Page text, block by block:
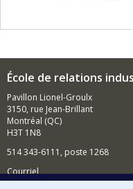
École de relations
Pavillon Lionel-Groulx
3150, rue Jean-Brillant
Montréal (QC)
H3T 1N8
514 343-6111, poste 1268
Courriel